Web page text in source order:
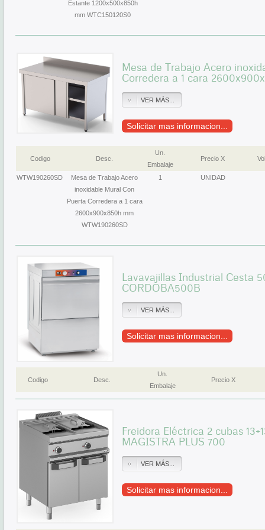
Estante 1200x500x850h
mm WTC150120S0
Mesa de Trabajo Acero
Corredera a 1 cara
VER MÁS...
Solicitar mas informacion...
Codigo Desc.
Un.
Embalaje
Precio X
WTW190260SD
Mesa de Trabajo Acero
inoxidable Mural Con
Puerta Corredera a 1 cara
2600x900x850h mm
WTW190260SD
1 UNIDAD
Lavavajillas Industrial Cesta
CORDOBA500B
VER MÁS...
Solicitar mas informacion...
Codigo Desc.
Un.
Embalaje
Precio X
Freidora Eléctrica 2 cubas
MAGISTRA PLUS 700
VER MÁS...
Solicitar mas informacion...